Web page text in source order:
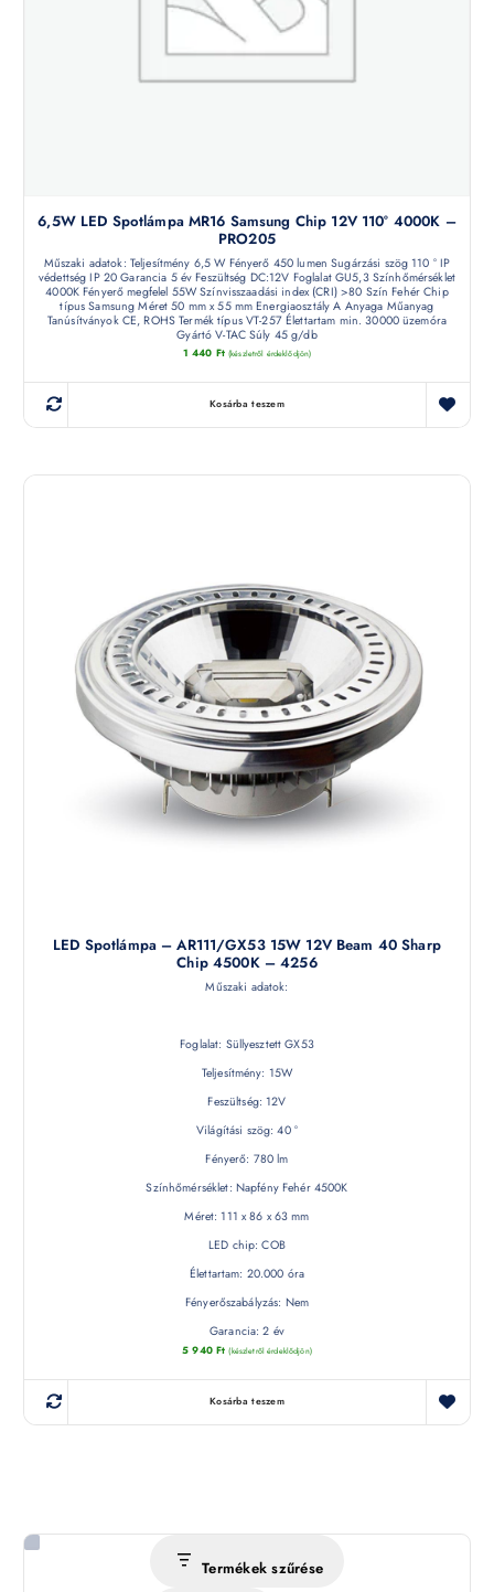
6,5W LED Spotlámpa MR16 Samsung Chip 12V 110° 4000K –
PRO205
Műszaki adatok: Teljesítmény 6,5 W Fényerő 450 lumen Sugárzási szög 110 ° IP
védettség IP 20 Garancia 5 év Feszültség DC:12V Foglalat GU5,3 Színhőmérséklet
4000K Fényerő megfelel 55W Színvisszaadási index (CRI) >80 Szín Fehér Chip
típus Samsung Méret 50 mm x 55 mm Energiaosztály A Anyaga Műanyag
Tanúsítványok CE, ROHS Termék típus VT-257 Élettartam min. 30000 üzemóra
Gyártó V-TAC Súly 45 g/db
1 440 Ft (készletről érdeklődjön)
Kosárba teszem
LED Spotlámpa – AR111/GX53 15W 12V Beam 40 Sharp
Chip 4500K – 4256
Műszaki adatok:
Foglalat: Süllyesztett GX53
Teljesítmény: 15W
Feszültség: 12V
Világítási szög: 40 °
Fényerő: 780 lm
Színhőmérséklet: Napfény Fehér 4500K
Méret: 111 x 86 x 63 mm
LED chip: COB
Élettartam: 20.000 óra
Fényerőszabályzás: Nem
Garancia: 2 év
5 940 Ft (készletről érdeklődjön)
Kosárba teszem
Termékek szűrése